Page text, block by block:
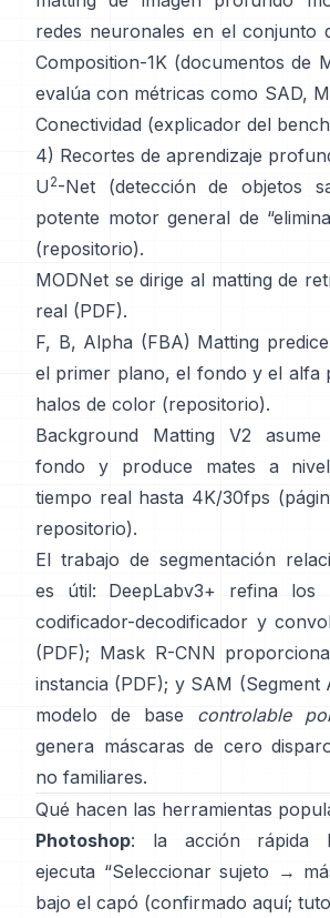
redes neuronales en el conjunto
Composition-1K (documentos de
evalúa con métricas como SAD,
Conectividad (explicador del
4) Recortes de aprendizaje
U 2-Net (detección de objetos
potente motor general de
(repositorio).
MODNet se dirige al matting de
real (PDF).
F, B, Alpha (FBA) Matting
el primer plano, el fondo y el alfa
halos de color (repositorio).
Background Matting V2
fondo y produce mates a
tiempo real hasta 4K/30fps (
repositorio).
El trabajo de segmentación
es útil:
DeepLabv3+ refina los
codificador-decodificador y
(PDF); Mask R-CNN
instancia (PDF); y SAM (Segment
modelo de base controlable
genera máscaras de cero
no familiares.
Qué hacen las herramientas
Photoshop: la acción rápida
ejecuta “Seleccionar sujeto →
bajo el capó (confirmado aquí;